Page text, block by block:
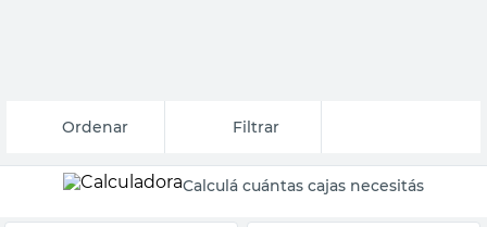
Relevancia Filtrar
Calculá cuántas cajas necesitás